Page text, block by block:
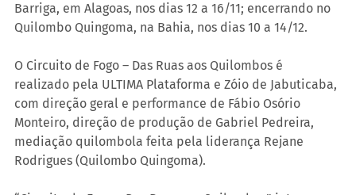
Barriga, em Alagoas, nos dias 12 a 16/11; encerrando no
Quilombo Quingoma, na Bahia, nos dias 10 a 14/12.
O Circuito de Fogo – Das Ruas aos Quilombos é
realizado pela ULTIMA Plataforma e Zóio de Jabuticaba,
com direção geral e performance de Fábio Osório
Monteiro, direção de produção de Gabriel Pedreira,
mediação quilombola feita pela liderança Rejane
Rodrigues (Quilombo Quingoma).